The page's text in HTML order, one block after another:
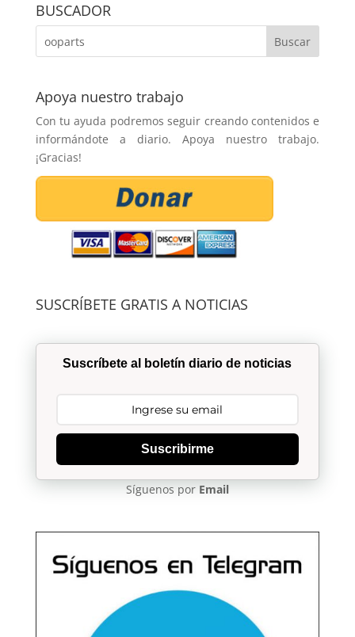
BUSCADOR
Apoya nuestro trabajo
Con tu ayuda podremos seguir creando contenidos e
informándote a diario. Apoya nuestro trabajo.
¡Gracias!
SUSCRÍBETE GRATIS A NOTICIAS
Suscríbete al boletín diario de noticias
Suscribirme
Síguenos por Email